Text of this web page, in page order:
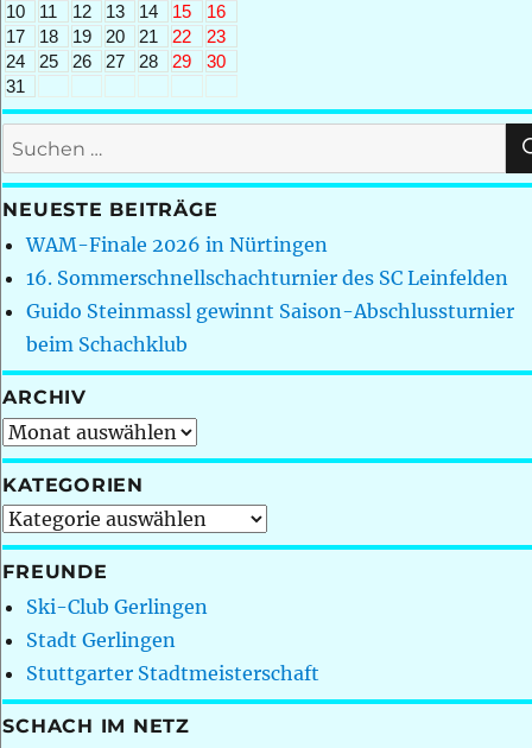
10
11 12 13 14 15
16
17
18 19 20 21 22
23
24
25 26 27 28 29
30
31
Suchen
nach:
NEUESTE BEITRÄGE
WAM-Finale 2026 in Nürtingen
16. Sommerschnellschachturnier des SC Leinfelden
Guido Steinmassl gewinnt Saison-Abschlussturnier
beim Schachklub
ARCHIV
Archiv
KATEGORIEN
Kategorien
FREUNDE
Ski-Club Gerlingen
Stadt Gerlingen
Stuttgarter Stadtmeisterschaft
SCHACH IM NETZ